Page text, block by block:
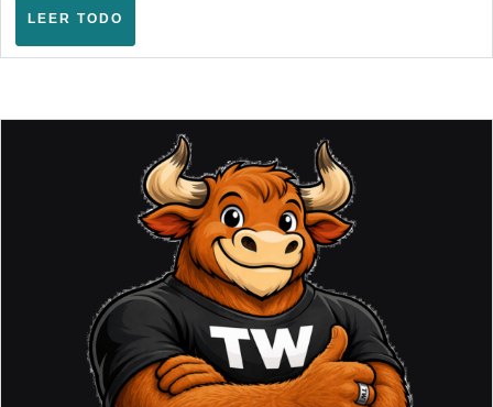
LEER TODO